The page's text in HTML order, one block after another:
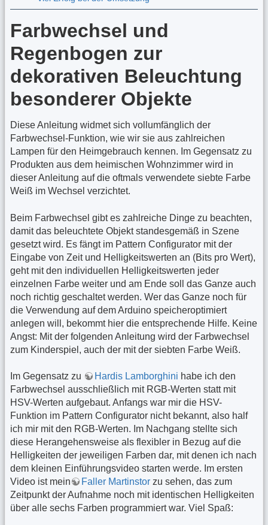
Farbwechsel und
Regenbogen zur
dekorativen Beleuchtung
besonderer Objekte
Diese Anleitung widmet sich vollumfänglich der
Farbwechsel-Funktion, wie wir sie aus zahlreichen
Lampen für den Heimgebrauch kennen. Im Gegensatz zu
Produkten aus dem heimischen Wohnzimmer wird in
dieser Anleitung auf die oftmals verwendete siebte Farbe
Weiß im Wechsel verzichtet.
Beim Farbwechsel gibt es zahlreiche Dinge zu beachten,
damit das beleuchtete Objekt standesgemäß in Szene
gesetzt wird. Es fängt im Pattern Configurator mit der
Eingabe von Zeit und Helligkeitswerten an (Bits pro Wert),
geht mit den individuellen Helligkeitswerten jeder
einzelnen Farbe weiter und am Ende soll das Ganze auch
noch richtig geschaltet werden. Wer das Ganze noch für
die Verwendung auf dem Arduino speicheroptimiert
anlegen will, bekommt hier die entsprechende Hilfe. Keine
Angst: Mit der folgenden Anleitung wird der Farbwechsel
zum Kinderspiel, auch der mit der siebten Farbe Weiß.
Im Gegensatz zu Hardis Lamborghini habe ich den
Farbwechsel ausschließlich mit RGB-Werten statt mit
HSV-Werten aufgebaut. Anfangs war mir die HSV-
Funktion im Pattern Configurator nicht bekannt, also half
ich mir mit den RGB-Werten. Im Nachgang stellte sich
diese Herangehensweise als flexibler in Bezug auf die
Helligkeiten der jeweiligen Farben dar, mit denen ich nach
dem kleinen Einführungsvideo starten werde. Im ersten
Video ist mein
Faller Martinstor zu sehen, das zum
Zeitpunkt der Aufnahme noch mit identischen Helligkeiten
über alle sechs Farben programmiert war. Viel Spaß: